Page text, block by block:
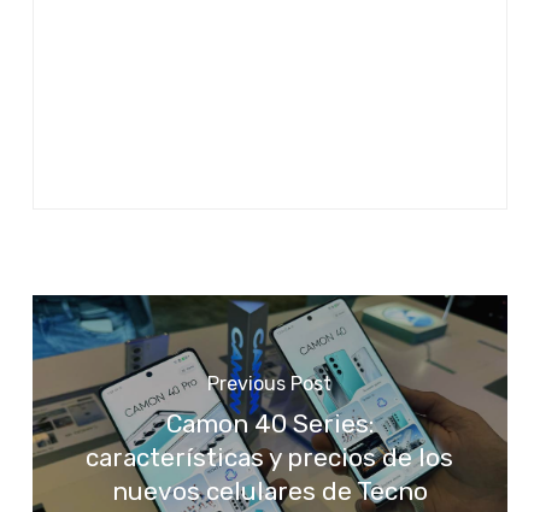
Previous Post
Camon 40 Series:
características y precios de los
nuevos celulares de Tecno